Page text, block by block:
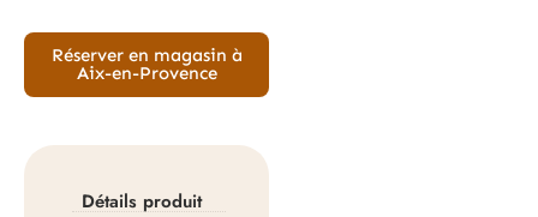
Réserver en magasin à
Aix-en-Provence
Détails produit